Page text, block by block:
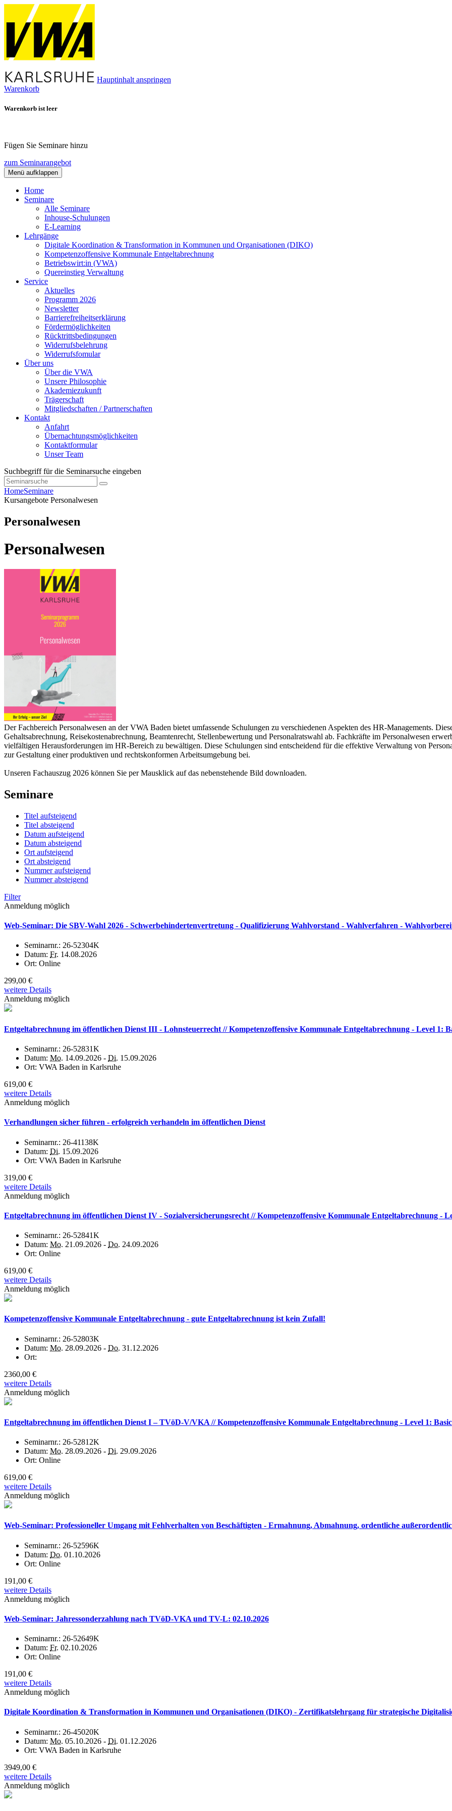
Hauptinhalt anspringen
Warenkorb
Warenkorb ist leer
Fügen Sie Seminare hinzu
zum Seminarangebot
Menü aufklappen
Home
Seminare
Alle Seminare
Inhouse-Schulungen
E-Learning
Lehrgänge
Digitale Koordination & Transformation in Kommunen und Organisationen (DIKO)
Kompetenzoffensive Kommunale Entgeltabrechnung
Betriebswirt:in (VWA)
Quereinstieg Verwaltung
Service
Aktuelles
Programm 2026
Newsletter
Barrierefreiheitserklärung
Fördermöglichkeiten
Rücktrittsbedingungen
Widerrufsbelehrung
Widerrufsfomular
Über uns
Über die VWA
Unsere Philosophie
Akademiezukunft
Trägerschaft
Mitgliedschaften / Partnerschaften
Kontakt
Anfahrt
Übernachtungsmöglichkeiten
Kontaktformular
Unser Team
Suchbegriff für die Seminarsuche eingeben
HomeSeminare
Kursangebote Personalwesen
Personalwesen
Personalwesen
Der Fachbereich Personalwesen an der VWA Baden bietet umfassende Schulungen zu verschiedenen Aspekten des HR-Managements.
Gehaltsabrechnung, Reisekostenabrechnung, Beamtenrecht, Stellenbewertung und Personalratswahl ab. Fachkräfte im Personalwesen
vielfältigen Herausforderungen im HR-Bereich zu bewältigen. Diese Schulungen sind entscheidend für die effektive Verwaltung von
zur Gestaltung einer produktiven und rechtskonformen Arbeitsumgebung bei.
Unseren Fachauszug 2026 können Sie per Mausklick auf das nebenstehende Bild downloaden.
Seminare
Titel aufsteigend
Titel absteigend
Datum aufsteigend
Datum absteigend
Ort aufsteigend
Ort absteigend
Nummer aufsteigend
Nummer absteigend
Filter
Anmeldung möglich
Web-Seminar: Die SBV-Wahl 2026 - Schwerbehindertenvertretung - Qualifizierung Wahlvorstand - Wahlverfahren -
Seminarnr.: 26-52304K
Datum: Fr. 14.08.2026
Ort: Online
299,00 €
weitere Details
Anmeldung möglich
Entgeltabrechnung im öffentlichen Dienst III - Lohnsteuerrecht // Kompetenzoffensive Kommunale Entgeltabrechnung - Level 1:
Seminarnr.: 26-52831K
Datum: Mo. 14.09.2026 - Di. 15.09.2026
Ort: VWA Baden in Karlsruhe
619,00 €
weitere Details
Anmeldung möglich
Verhandlungen sicher führen - erfolgreich verhandeln im öffentlichen Dienst
Seminarnr.: 26-41138K
Datum: Di. 15.09.2026
Ort: VWA Baden in Karlsruhe
319,00 €
weitere Details
Anmeldung möglich
Entgeltabrechnung im öffentlichen Dienst IV - Sozialversicherungsrecht // Kompetenzoffensive Kommunale Entgeltabrechnung -
Seminarnr.: 26-52841K
Datum: Mo. 21.09.2026 - Do. 24.09.2026
Ort: Online
619,00 €
weitere Details
Anmeldung möglich
Kompetenzoffensive Kommunale Entgeltabrechnung - gute Entgeltabrechnung ist kein Zufall!
Seminarnr.: 26-52803K
Datum: Mo. 28.09.2026 - Do. 31.12.2026
Ort:
2360,00 €
weitere Details
Anmeldung möglich
Entgeltabrechnung im öffentlichen Dienst I – TVöD-V/VKA // Kompetenzoffensive Kommunale Entgeltabrechnung - Level 1: Basic
Seminarnr.: 26-52812K
Datum: Mo. 28.09.2026 - Di. 29.09.2026
Ort: Online
619,00 €
weitere Details
Anmeldung möglich
Web-Seminar: Professioneller Umgang mit Fehlverhalten von Beschäftigten - Ermahnung, Abmahnung, ordentliche
Seminarnr.: 26-52596K
Datum: Do. 01.10.2026
Ort: Online
191,00 €
weitere Details
Anmeldung möglich
Web-Seminar: Jahressonderzahlung nach TVöD-VKA und TV-L: 02.10.2026
Seminarnr.: 26-52649K
Datum: Fr. 02.10.2026
Ort: Online
191,00 €
weitere Details
Anmeldung möglich
Digitale Koordination & Transformation in Kommunen und Organisationen (DIKO) - Zertifikatslehrgang für strategische
Seminarnr.: 26-45020K
Datum: Mo. 05.10.2026 - Di. 01.12.2026
Ort: VWA Baden in Karlsruhe
3949,00 €
weitere Details
Anmeldung möglich